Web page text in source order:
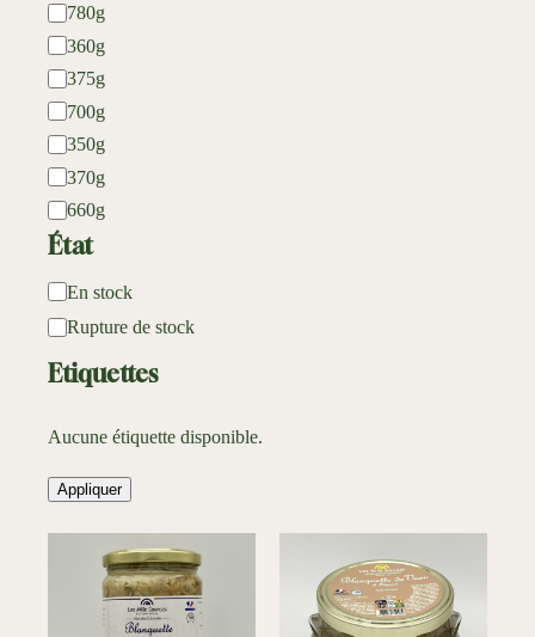
e
t
780g
360g
375g
700g
350g
370g
660g
État
D
i
p
i
En stock
Rupture de stock
Etiquettes
Aucune étiquette disponible.
Appliquer